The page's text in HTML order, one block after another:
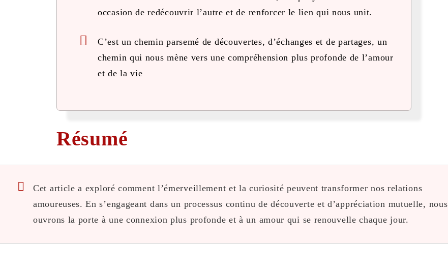
occasion de redécouvrir l’autre et de renforcer le lien qui nous unit.
C’est un chemin parsemé de découvertes, d’échanges et de partages, un
chemin qui nous mène vers une compréhension plus profonde de l’amour
et de la vie
Résumé
Cet article a exploré comment l’émerveillement et la curiosité peuvent transformer nos relations
amoureuses. En s’engageant dans un processus continu de découverte et d’appréciation mutuelle, nous
ouvrons la porte à une connexion plus profonde et à un amour qui se renouvelle chaque jour.